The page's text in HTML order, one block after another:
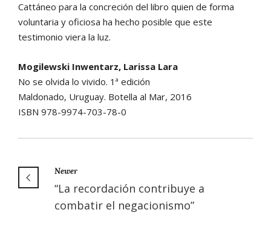
Cattáneo para la concreción del libro quien de forma
voluntaria y oficiosa ha hecho posible que este
testimonio viera la luz.
Mogilewski Inwentarz, Larissa Lara
No se olvida lo vivido. 1ª edición
Maldonado, Uruguay. Botella al Mar, 2016
ISBN 978-9974-703-78-0
Newer
“La recordación contribuye a
combatir el negacionismo”